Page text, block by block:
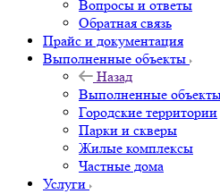
Вопросы и ответы
Обратная связь
Прайс и документация
Выполненные объекты
Назад
Выполненные
Городские территории
Парки и скверы
Жилые комплексы
Частные дома
Услуги